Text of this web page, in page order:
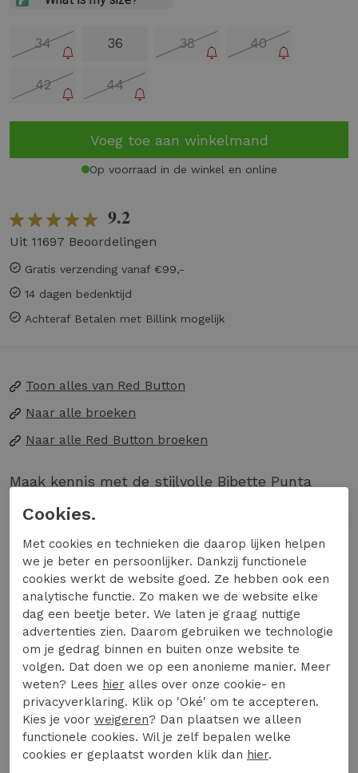
34 36 38 40
42 44
Voeg toe aan winkelmand
Op voorraad in de winkel en online
9.2
Uit 11697 Beoordelingen
Gratis verzending vanaf €99,-
14 dagen bedenktijd
Achteraf Betalen met Billink mogelijk
Toon alles van Red Button
Naar alle broeken
Naar alle Red Button broeken
Maak kennis met de stijlvolle Bibette Punta
modebewuste Nederlandse vrouw. Deze grijze
melange broek is ideaal voor de wintermaanden
en voegt een vleugje elegantie toe aan je
garderobe. Of je nu een dagje in de stad
doorbrengt of een gezellige avond uit plant, deze
broek biedt comfort en stijl in één.
Gemaakt van hoogwaardige materialen voor
ultiem comfort
Trendy flared model dat je silhouet flatteert
Perfecte keuze voor de Nederlandse winter
Lees meer
Specificaties
Winkelvoorraad
Gerelateerde producten
Cookies.
Met cookies en technieken die daarop lijken helpen
we je beter en persoonlijker. Dankzij functionele
cookies werkt de website goed. Ze hebben ook een
analytische functie. Zo maken we de website elke
dag een beetje beter. We laten je graag nuttige
advertenties zien. Daarom gebruiken we technologie
om je gedrag binnen en buiten onze website te
volgen. Dat doen we op een anonieme manier. Meer
weten? Lees hier alles over onze cookie- en
privacyverklaring. Klik op 'Oké' om te accepteren.
Kies je voor weigeren? Dan plaatsen we alleen
functionele cookies. Wil je zelf bepalen welke
cookies er geplaatst worden klik dan hier.